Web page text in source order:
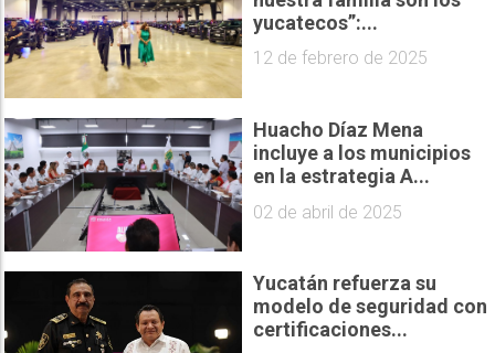
yucatecos”:...
12 de febrero de 2025
Huacho Díaz Mena
incluye a los municipios
en la estrategia A...
02 de abril de 2025
Yucatán refuerza su
modelo de seguridad con
certificaciones...